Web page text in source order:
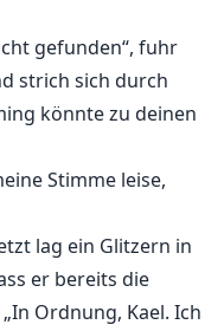
gefunden“, fuhr
strich sich durch
könnte zu deinen
Stimme leise,
lag ein Glitzern in
er bereits die
Ordnung, Kael. Ich